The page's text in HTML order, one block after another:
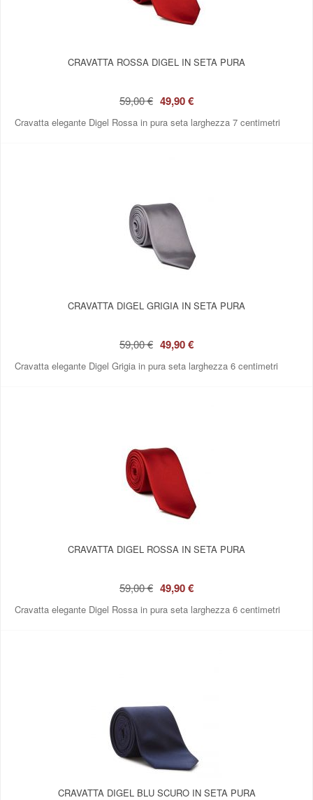
CRAVATTA ROSSA DIGEL IN SETA PURA
59,00 € 49,90 €
Cravatta elegante Digel Rossa in pura seta larghezza 7 centimetri
CRAVATTA DIGEL GRIGIA IN SETA PURA
59,00 € 49,90 €
Cravatta elegante Digel Grigia in pura seta larghezza 6 centimetri
CRAVATTA DIGEL ROSSA IN SETA PURA
59,00 € 49,90 €
Cravatta elegante Digel Rossa in pura seta larghezza 6 centimetri
CRAVATTA DIGEL BLU SCURO IN SETA PURA